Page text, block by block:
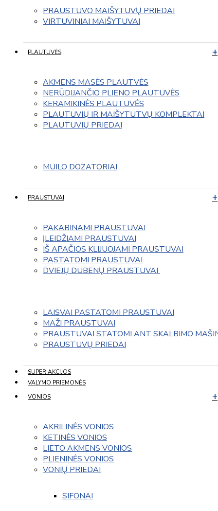
PRAUSTUVO MAIŠYTUVŲ PRIEDAI
VIRTUVINIAI MAIŠYTUVAI
PLAUTUVĖS
AKMENS MASĖS PLAUTVĖS
NERŪDIJANČIO PLIENO PLAUTUVĖS
KERAMIKINĖS PLAUTUVĖS
PLAUTUVIŲ IR MAIŠYTUTVŲ KOMPLEKTAI
PLAUTUVIŲ PRIEDAI
MUILO DOZATORIAI
PRAUSTUVAI
PAKABINAMI PRAUSTUVAI
ĮLEIDŽIAMI PRAUSTUVAI
IŠ APAČIOS KLIJUOJAMI PRAUSTUVAI
PASTATOMI PRAUSTUVAI
DVIEJŲ DUBENŲ PRAUSTUVAI
LAISVAI PASTATOMI PRAUSTUVAI
MAŽI PRAUSTUVAI
PRAUSTUVAI STATOMI ANT SKALBIMO
PRAUSTUVŲ PRIEDAI
SUPER AKCIJOS
VALYMO PRIEMONĖS
VONIOS
AKRILINĖS VONIOS
KETINĖS VONIOS
LIETO AKMENS VONIOS
PLIENINĖS VONIOS
VONIŲ PRIEDAI
SIFONAI